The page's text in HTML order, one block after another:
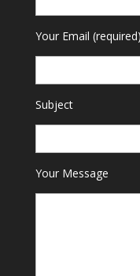
Your Email (required)
Subject
Your Message